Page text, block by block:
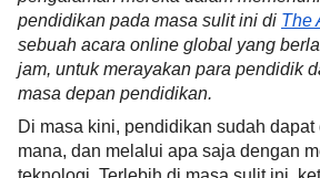
pendidikan pada masa sulit ini di The
sebuah acara online global yang
jam, untuk merayakan para pendidik
masa depan pendidikan.
Di masa kini, pendidikan sudah
mana, dan melalui apa saja dengan